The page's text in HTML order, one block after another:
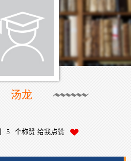
汤龙
5 个称赞 给我点赞